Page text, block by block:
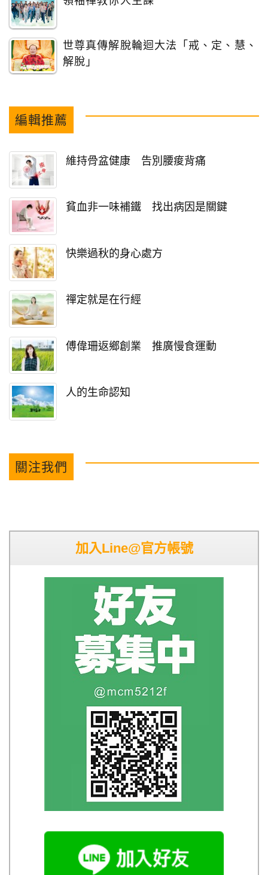
世尊真傳解脫輪迴大法「戒、定、慧、
解脫」
編輯推薦
維持骨盆健康 告別腰痠背痛
貧血非一味補鐵 找出病因是關鍵
快樂過秋的身心處方
禪定就是在行經
傅偉珊返鄉創業 推廣慢食運動
人的生命認知
關注我們
加入Line@官方帳號